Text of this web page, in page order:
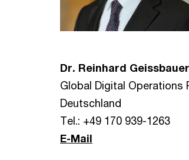
Dr. Reinhard Geissbauer
Global Digital Operations
Deutschland
Tel.: +49 170 939-1263
E-Mail